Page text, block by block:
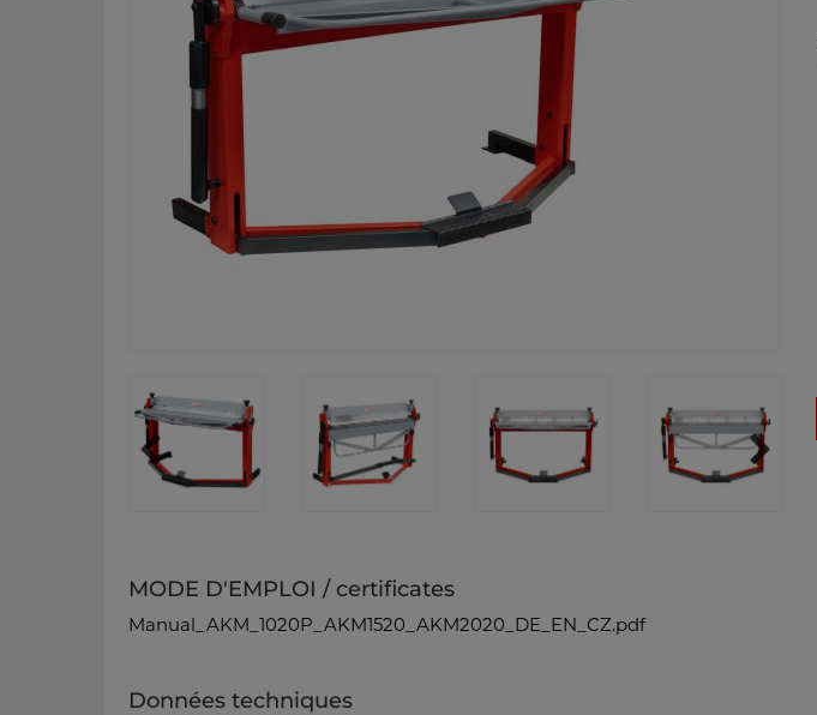
MODE D'EMPLOI / certificates
Manual_AKM_1020P_AKM1520_AKM2020_DE_EN_CZ.pdf
Données techniques